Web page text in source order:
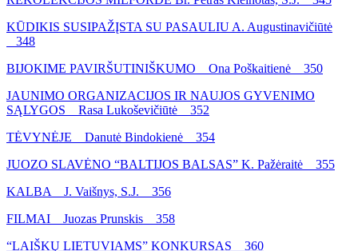
KŪDIKIS SUSIPAŽĮSTA SU PASAULIU A. Augustinavičiūtė
348
BIJOKIME PAVIRŠUTINIŠKUMO Ona Poškaitienė 350
JAUNIMO ORGANIZACIJOS IR NAUJOS GYVENIMO
SĄLYGOS Rasa Lukoševičiūtė 352
TĖVYNĖJE Danutė Bindokienė 354
JUOZO SLAVĖNO “BALTIJOS BALSAS” K. Pažėraitė 355
KALBA J. Vaišnys, S.J. 356
FILMAI Juozas Prunskis 358
“LAIŠKŲ LIETUVIAMS” KONKURSAS 360